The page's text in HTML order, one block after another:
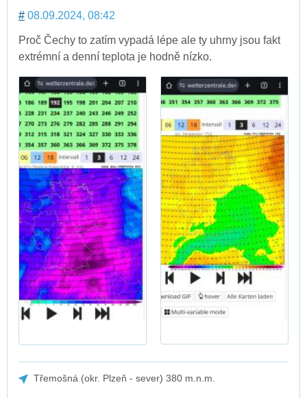
# 08.09.2024, 08:42
Proč Čechy to zatím vypadá lépe ale ty uhrny jsou fakt
extrémní a denní teplota je hodně nízko.
Třemošná (okr. Plzeň - sever) 380 m.n.m.